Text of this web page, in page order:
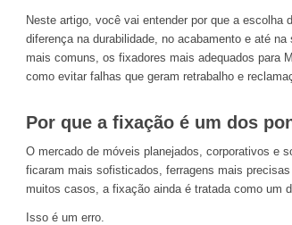
Neste artigo, você vai entender por que a escolha
diferença na durabilidade, no acabamento e até
mais comuns, os fixadores mais adequados para
como evitar falhas que geram retrabalho e
Por que a fixação é um dos
O mercado de móveis planejados, corporativos e
ficaram mais sofisticados, ferragens mais
muitos casos, a fixação ainda é tratada como um
Isso é um erro.